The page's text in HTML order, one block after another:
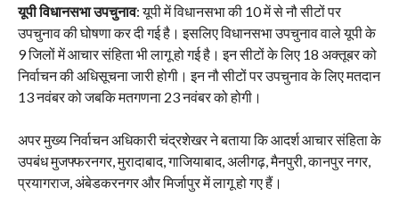
यूपी विधानसभा उपचुनाव: यूपी में विधानसभा की 10 में से नौ सीटों पर
उपचुनाव की घोषणा कर दी गई है। इसलिए विधानसभा उपचुनाव वाले यूपी के
9 जिलों में आचार संहिता भी लागू हो गई है। इन सीटों के लिए 18 अक्तूबर को
निर्वाचन की अधिसूचना जारी होगी। इन नौ सीटों पर उपचुनाव के लिए मतदान
13 नवंबर को जबकि मतगणना 23 नवंबर को होगी।
अपर मुख्य निर्वाचन अधिकारी चंद्रशेखर ने बताया कि आदर्श आचार संहिता के
उपबंध मुजफ्फरनगर, मुरादाबाद, गाजियाबाद, अलीगढ़, मैनपुरी, कानपुर नगर,
प्रयागराज, अंबेडकरनगर और मिर्जापुर में लागू हो गए हैं।